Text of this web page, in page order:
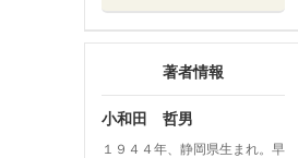
著者情報
小和田 哲男
１９４４年、静岡県生まれ。早